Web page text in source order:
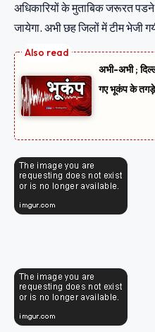
अधिकारियों के मुताबिक जरूरत
जायेगा. अभी छह जिलों में टीम भेजी
अभी-अभी ;
गए भूकंप के तगड़े